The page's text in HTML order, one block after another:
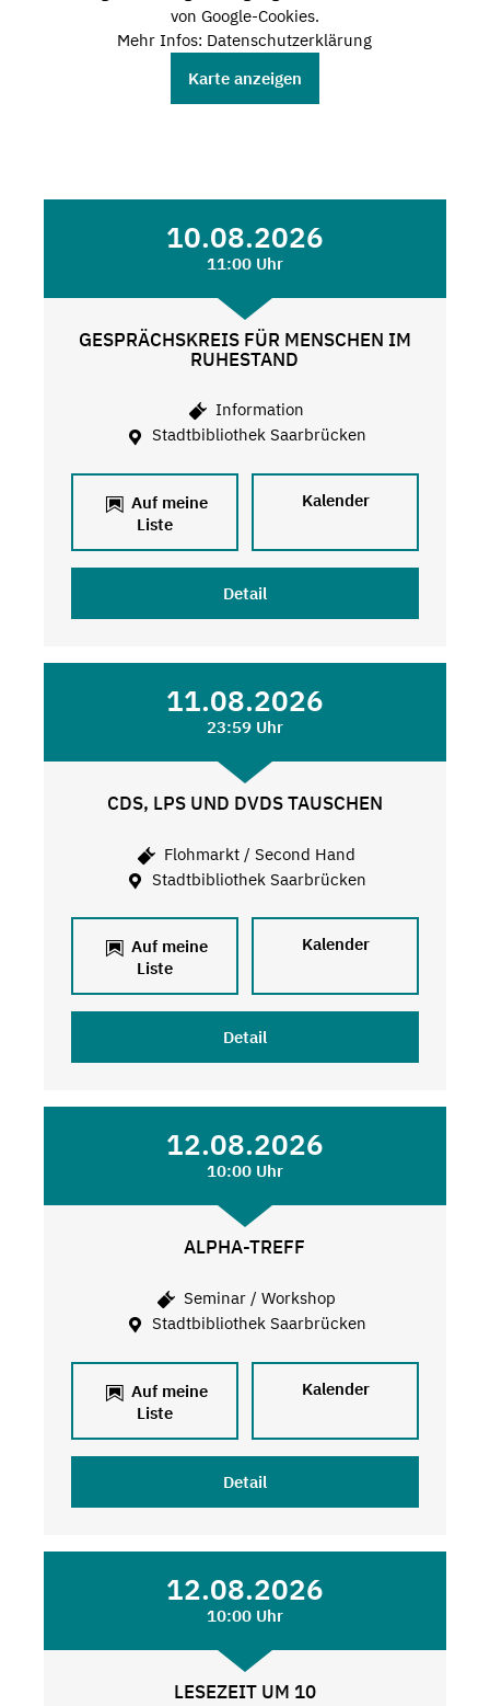
von Google-Cookies.
Mehr Infos: Datenschutzerklärung
Karte anzeigen
10.08.2026
11:00 Uhr
GESPRÄCHSKREIS FÜR MENSCHEN IM
RUHESTAND
Information
Stadtbibliothek Saarbrücken
Auf meine
Liste
Kalender
Detail
11.08.2026
23:59 Uhr
CDS, LPS UND DVDS TAUSCHEN
Flohmarkt / Second Hand
Stadtbibliothek Saarbrücken
Auf meine
Liste
Kalender
Detail
12.08.2026
10:00 Uhr
ALPHA-TREFF
Seminar / Workshop
Stadtbibliothek Saarbrücken
Auf meine
Liste
Kalender
Detail
12.08.2026
10:00 Uhr
LESEZEIT UM 10